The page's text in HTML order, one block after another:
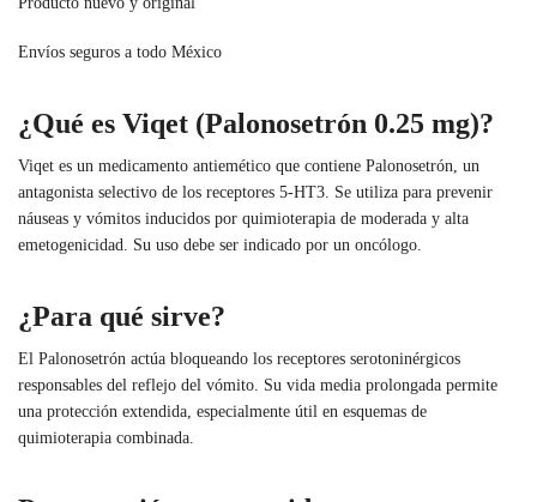
Envíos seguros a todo México
¿Qué es Viqet (Palonosetrón 0.25 mg)?
Viqet es un medicamento antiemético que contiene Palonosetrón, un
antagonista selectivo de los receptores 5-HT3. Se utiliza para prevenir
náuseas y vómitos inducidos por quimioterapia de moderada y alta
emetogenicidad. Su uso debe ser indicado por un oncólogo.
¿Para qué sirve?
El Palonosetrón actúa bloqueando los receptores serotoninérgicos
responsables del reflejo del vómito. Su vida media prolongada permite
una protección extendida, especialmente útil en esquemas de
quimioterapia combinada.